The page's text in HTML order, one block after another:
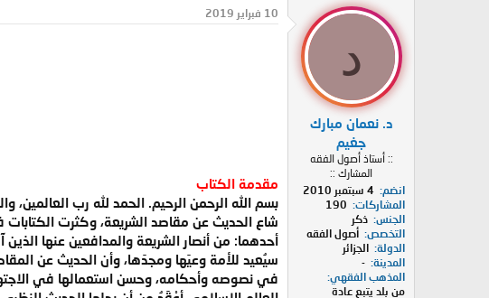
ئ
ا
ل
م
و
د
د. نعمان مبارك
جغيم
:: أستاذ أصول الفقه
المشارك ::
انضم
4 سبتمبر 2010
المشاركات
190
الجنس ذكر
التخصص أصول الفقه
الدولة الجزائر
المدينة -
المذهب الفقهي
من بلد يتبع عادة
10 فبراير 2019
مقدمة الكتاب
بسم الله الرحمن الرحيم. الحمد لله رب العالمين،
شاع الحديث عن مقاصد الشريعة، وكثرت الكتابات
أحدهما: من أنصار الشريعة والمدافعين عنها
سيُعيد للأمة وعيَها ومجدَها، وأن الحديث عن
في نصوصه وأحكامه، وحسن استعمالها في